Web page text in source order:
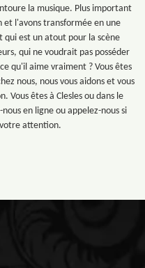
la musique. Plus important
et l'avons transformée en une
qui est un atout pour la scène
qui ne voudrait pas posséder
qu'il aime vraiment ? Vous êtes
nous, nous vous aidons et vous
Vous êtes à Clesles ou dans le
en ligne ou appelez-nous si
attention.